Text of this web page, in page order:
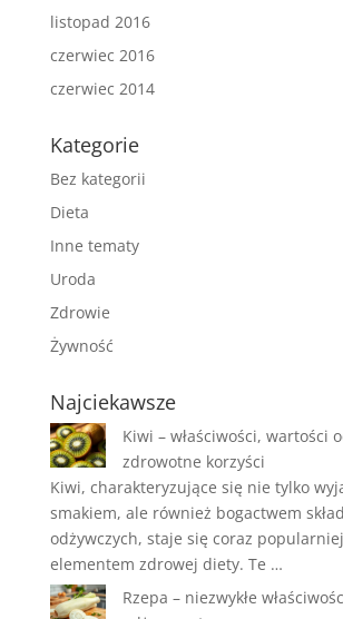
listopad 2016
czerwiec 2016
czerwiec 2014
Kategorie
Bez kategorii
Dieta
Inne tematy
Uroda
Zdrowie
Żywność
Najciekawsze
Kiwi – właściwości, wartości
zdrowotne korzyści
Kiwi, charakteryzujące się nie tylko
smakiem, ale również bogactwem
odżywczych, staje się coraz
elementem zdrowej diety. Te …
Rzepa – niezwykłe